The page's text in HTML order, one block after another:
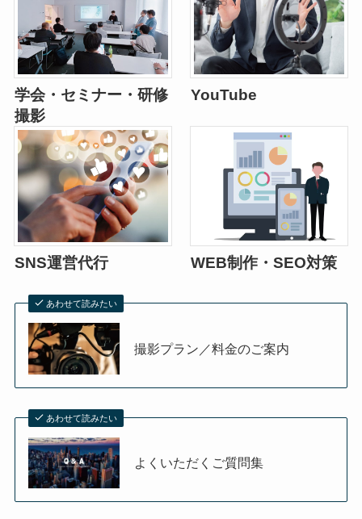
学会・セミナー・研修
撮影
YouTube
SNS運営代行 WEB制作・SEO対策
あわせて読みたい
撮影プラン／料金のご案内
あわせて読みたい
よくいただくご質問集